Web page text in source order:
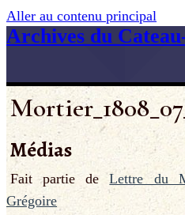
Aller au contenu principal
Archives du
Médias
Fait partie deLettre du
Grégoire